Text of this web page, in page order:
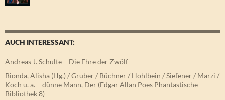
AUCH INTERESSANT:
Andreas J. Schulte – Die Ehre der Zwölf
Bionda, Alisha (Hg.) / Gruber / Büchner / Hohlbein / Siefener / Marzi /
Koch u. a. – dünne Mann, Der (Edgar Allan Poes Phantastische
Bibliothek 8)